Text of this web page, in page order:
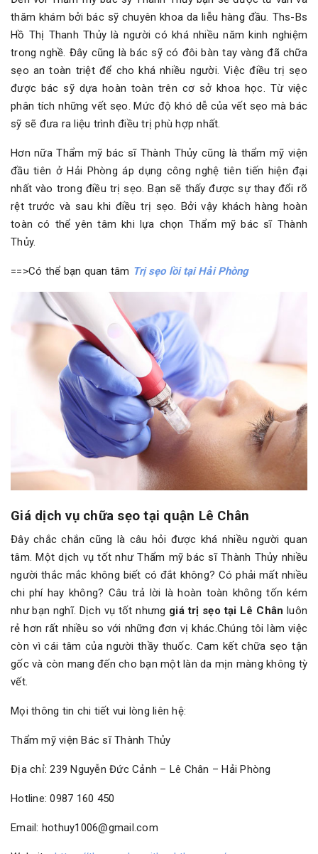
thăm khám bởi bác sỹ chuyên khoa da liễu hàng đầu. Ths-Bs
Hồ Thị Thanh Thủy là người có khá nhiều năm kinh nghiệm
trong nghề. Đây cũng là bác sỹ có đôi bàn tay vàng đã chữa
sẹo an toàn triệt để cho khá nhiều người. Việc điều trị sẹo
được bác sỹ dựa hoàn toàn trên cơ sở khoa học. Từ việc
phân tích những vết sẹo. Mức độ khó dễ của vết sẹo mà bác
sỹ sẽ đưa ra liệu trình điều trị phù hợp nhất.
Hơn nữa Thẩm mỹ bác sĩ Thành Thủy cũng là thẩm mỹ viện
đầu tiên ở Hải Phòng áp dụng công nghệ tiên tiến hiện đại
nhất vào trong điều trị sẹo. Bạn sẽ thấy được sự thay đổi rõ
rệt trước và sau khi điều trị sẹo. Bởi vậy khách hàng hoàn
toàn có thể yên tâm khi lựa chọn Thẩm mỹ bác sĩ Thành
Thủy.
==>Có thể bạn quan tâm Trị sẹo lồi tại Hải Phòng
Giá dịch vụ chữa sẹo tại quận Lê Chân
Đây chắc chắn cũng là câu hỏi được khá nhiều người quan
tâm. Một dịch vụ tốt như Thẩm mỹ bác sĩ Thành Thủy nhiều
người thắc mắc không biết có đắt không? Có phải mất nhiều
chi phí hay không? Câu trả lời là hoàn toàn không tốn kém
như bạn nghĩ. Dịch vụ tốt nhưng giá trị sẹo tại Lê Chân luôn
rẻ hơn rất nhiều so với những đơn vị khác.Chúng tôi làm việc
còn vì cái tâm của người thầy thuốc. Cam kết chữa sẹo tận
gốc và còn mang đến cho bạn một làn da mịn màng không tỳ
vết.
Mọi thông tin chi tiết vui lòng liên hệ:
Thẩm mỹ viện Bác sĩ Thành Thủy
Địa chỉ: 239 Nguyễn Đức Cảnh – Lê Chân – Hải Phòng
Hotline: 0987 160 450
Email: hothuy1006@gmail.com